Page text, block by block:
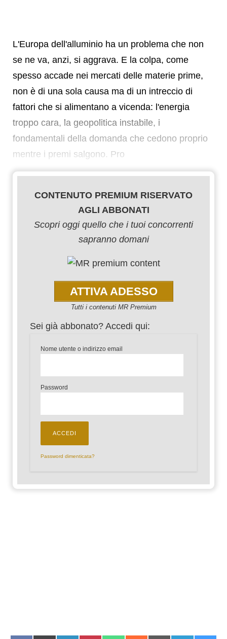
L'Europa dell'alluminio ha un problema che non
se ne va, anzi, si aggrava. E la colpa, come
spesso accade nei mercati delle materie prime,
non è di una sola causa ma di un intreccio di
fattori che si alimentano a vicenda: l'energia
troppo cara, la geopolitica instabile, i
fondamentali della domanda che cedono proprio
mentre i premi salgono. Pro
CONTENUTO PREMIUM RISERVATO
AGLI ABBONATI
Scopri oggi quello che i tuoi concorrenti
sapranno domani
ATTIVA ADESSO
Tutti i contenuti MR Premium
Sei già abbonato? Accedi qui:
Nome utente o indirizzo email
Password
Password dimenticata?